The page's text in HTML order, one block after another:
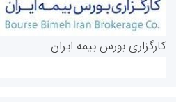
کارگزاری بورس بیمه ایران